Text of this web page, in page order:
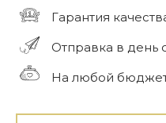
Гарантия
Отправка в день
На любой